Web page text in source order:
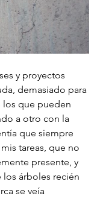
y proyectos
demasiado para
los que pueden
a otro con la
que siempre
tareas, que no
presente, y
árboles recién
se veía